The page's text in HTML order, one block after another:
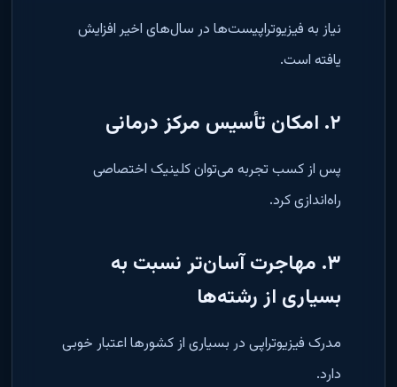
نیاز به فیزیوتراپیست‌ها در سال‌های اخیر افزایش
یافته است.
۲. امکان تأسیس مرکز درمانی
پس از کسب تجربه می‌توان کلینیک اختصاصی
راه‌اندازی کرد.
۳. مهاجرت آسان‌تر نسبت به
بسیاری از رشته‌ها
مدرک فیزیوتراپی در بسیاری از کشورها اعتبار خوبی
دارد.